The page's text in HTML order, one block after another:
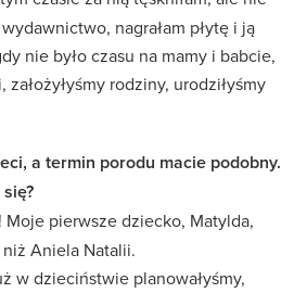
nagrałam płytę i ją
nie było czasu na mamy i babcie,
założyłyśmy rodziny, urodziłyśmy
a termin porodu macie podobny.
Moje pierwsze dziecko, Matylda,
Aniela Natalii.
w dzieciństwie planowałyśmy,